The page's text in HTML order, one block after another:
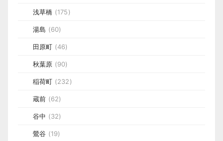
浅草橋 (175)
湯島 (60)
田原町 (46)
秋葉原 (90)
稲荷町 (232)
蔵前 (62)
谷中 (32)
鶯谷 (19)